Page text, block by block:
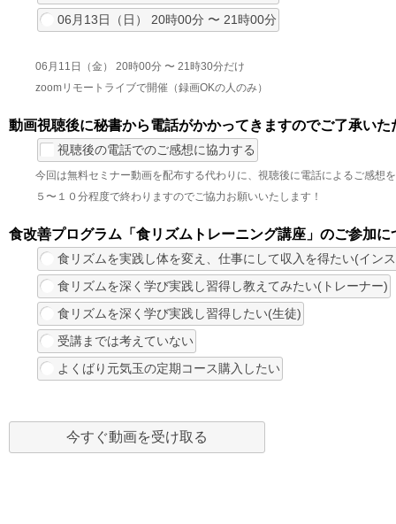
06月13日（日） 20時00分 〜 21時00分
06月11日（金） 20時00分 〜 21時30分だけ
zoomリモートライブで開催（録画OKの人のみ）
動画視聴後に秘書から電話がかかってきますのでご了承い
視聴後の電話でのご感想に協力する
今回は無料セミナー動画を配布する代わりに、視聴後に電話によるご感想
５〜１０分程度で終わりますのでご協力お願いいたします！
食改善プログラム「食リズムトレーニング講座」のご参加
食リズムを実践し体を変え、仕事にして収入を得たい(イン
食リズムを深く学び実践し習得し教えてみたい(トレーナー)
食リズムを深く学び実践し習得したい(生徒)
受講までは考えていない
よくばり元気玉の定期コース購入したい